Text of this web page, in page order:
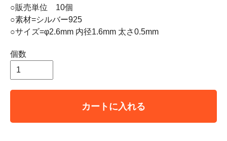
○販売単位 10個
○素材=シルバー925
○サイズ=φ2.6mm 内径1.6mm 太さ0.5mm
個数
カートに入れる